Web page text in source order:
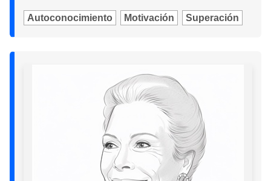
Autoconocimiento Motivación Superación